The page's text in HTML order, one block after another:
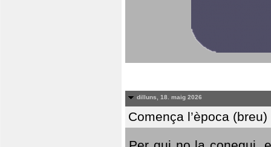
dilluns, 18. maig 2026
Comença l’època